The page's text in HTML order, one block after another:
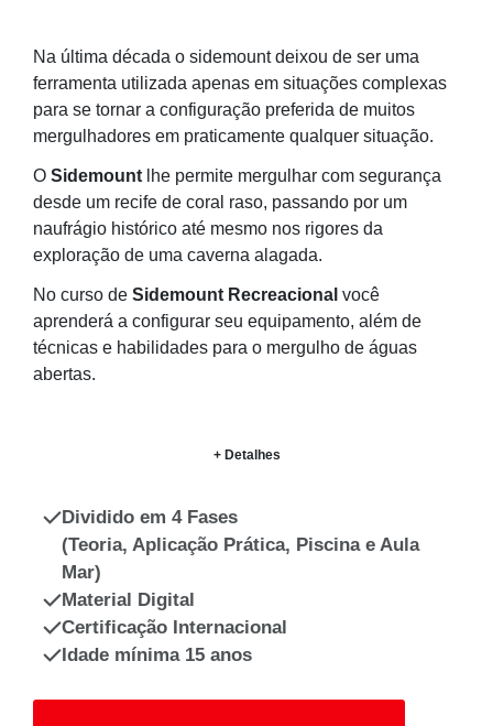
Na última década o sidemount deixou de ser uma
ferramenta utilizada apenas em situações complexas
para se tornar a configuração preferida de muitos
mergulhadores em praticamente qualquer situação.
O Sidemount lhe permite mergulhar com segurança
desde um recife de coral raso, passando por um
naufrágio histórico até mesmo nos rigores da
exploração de uma caverna alagada.
No curso de Sidemount Recreacional você
aprenderá a configurar seu equipamento, além de
técnicas e habilidades para o mergulho de águas
abertas.
+ Detalhes
Dividido em 4 Fases
(Teoria, Aplicação Prática, Piscina e Aula
Mar)
Material Digital
Certificação Internacional
Idade mínima 15 anos